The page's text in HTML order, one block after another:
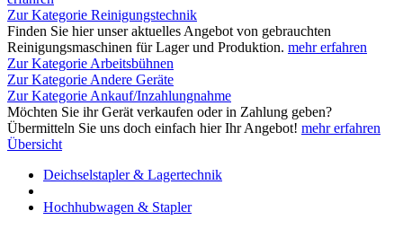
Zur Kategorie Reinigungstechnik
Finden Sie hier unser aktuelles Angebot von gebrauchten
Reinigungsmaschinen für Lager und Produktion. mehr erfahren
Zur Kategorie Arbeitsbühnen
Zur Kategorie Andere Geräte
Zur Kategorie Ankauf/Inzahlungnahme
Möchten Sie ihr Gerät verkaufen oder in Zahlung geben?
Übermitteln Sie uns doch einfach hier Ihr Angebot! mehr erfahren
Übersicht
Deichselstapler & Lagertechnik
Hochhubwagen & Stapler